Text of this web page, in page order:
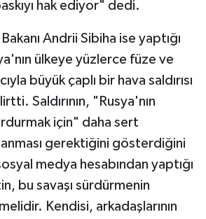
hak ediyor" dedi.
Andrii Sibiha ise yaptığı
ülkeye yüzlerce füze ve
büyük çaplı bir hava saldırısı
Saldırının, "Rusya'nın
için" daha sert
gerektiğini gösterdiğini
medya hesabından yaptığı
bu savaşı sürdürmenin
Kendisi, arkadaşlarının